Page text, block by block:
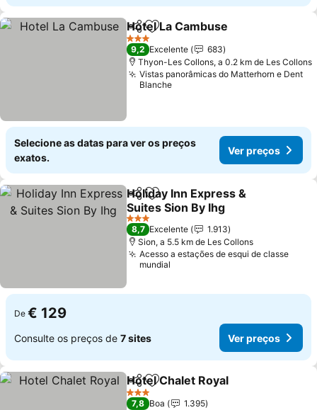
PartilharAdicionar aos favoritos
Hotel La Cambuse
3 Estrelas
9,2 Excelente
683
Thyon-Les Collons, a 0.2 km de Les Collons
Vistas panorâmicas do Matterhorn e Dent
Blanche
Selecione as datas para ver os preços
exatos.
Ver preços
PartilharAdicionar aos favoritos
Holiday Inn Express &
Suites Sion By Ihg
3 Estrelas
8,7 Excelente
1.913
Sion, a 5.5 km de Les Collons
Acesso a estações de esqui de classe
mundial
De € 129
Consulte os preços de 7 sites Ver preços
PartilharAdicionar aos favoritos
Hotel Chalet Royal
3 Estrelas
7,8 Boa
1.395